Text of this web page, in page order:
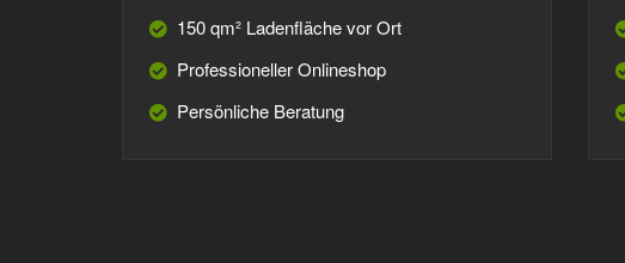
150 qm² Ladenfläche vor Ort
Professioneller Onlineshop
Persönliche Beratung